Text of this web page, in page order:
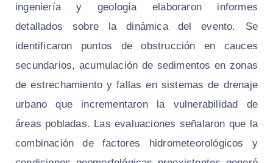
ingeniería y geología elaboraron informes
detallados sobre la dinámica del evento. Se
identificaron puntos de obstrucción en cauces
secundarios, acumulación de sedimentos en zonas
de estrechamiento y fallas en sistemas de drenaje
urbano que incrementaron la vulnerabilidad de
áreas pobladas. Las evaluaciones señalaron que la
combinación de factores hidrometeorológicos y